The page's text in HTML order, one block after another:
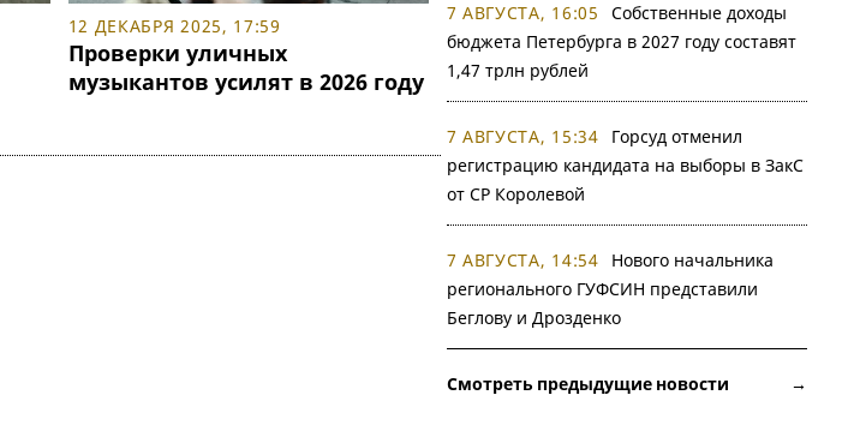
12 ДЕКАБРЯ 2025, 17:59
Проверки уличных
музыкантов усилят в 2026 году
7 АВГУСТА, 16:05
Собственные доходы
бюджета Петербурга в 2027 году составят
1,47 трлн рублей
7 АВГУСТА, 15:34
Горсуд отменил
регистрацию кандидата на выборы в ЗакС
от СР Королевой
7 АВГУСТА, 14:54
Нового начальника
регионального ГУФСИН представили
Беглову и Дрозденко
Смотреть предыдущие новости →